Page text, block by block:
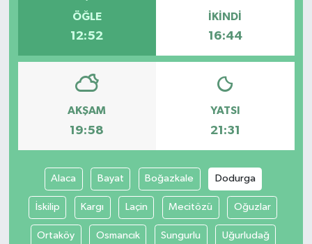
ÖĞLE
12:52
İKINDI
16:44
AKŞAM
19:58
YATSI
21:31
Alaca Bayat Boğazkale Dodurga
İskilip Kargı Laçin Mecitözü Oğuzlar
Ortaköy Osmancık Sungurlu Uğurludağ